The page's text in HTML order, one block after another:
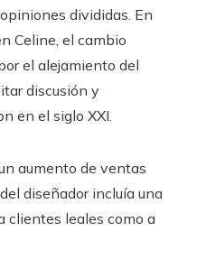
divididas. En
Celine, el cambio
el alejamiento del
discusión y
en el siglo XXI.
aumento de ventas
diseñador incluía una
clientes leales como a